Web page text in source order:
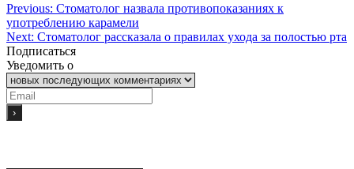
Previous: Стоматолог назвала противопоказаниях к
употреблению карамели
Next: Стоматолог рассказала о правилах ухода за полостью рта
Подписаться
Уведомить о